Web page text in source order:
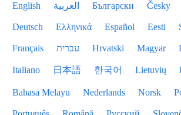
English العربية Български Česky
Deutsch Ελληνικά Español Eesti
Français עברית Hrvatski Magyar
Italiano 日本語 한국어 Lietuvių
Bahasa Melayu Nederlands Norsk